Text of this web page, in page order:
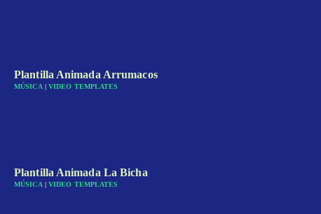
Plantilla Animada Arrumacos
MÚSICA| VIDEO TEMPLATES
Plantilla Animada La Bicha
MÚSICA| VIDEO TEMPLATES